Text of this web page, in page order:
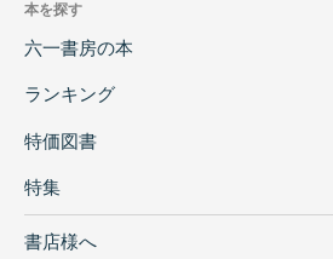
本を探す
六一書房の本
ランキング
特価図書
特集
書店様へ